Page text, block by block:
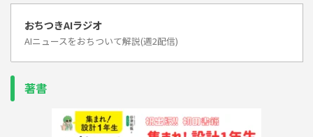
おちつきAIラジオ
AIニュースをおちついて解説(週2配信)
著書